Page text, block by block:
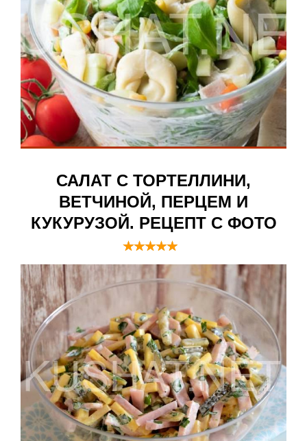
САЛАТ С ТОРТЕЛЛИНИ,
ВЕТЧИНОЙ, ПЕРЦЕМ И
КУКУРУЗОЙ. РЕЦЕПТ С ФОТО